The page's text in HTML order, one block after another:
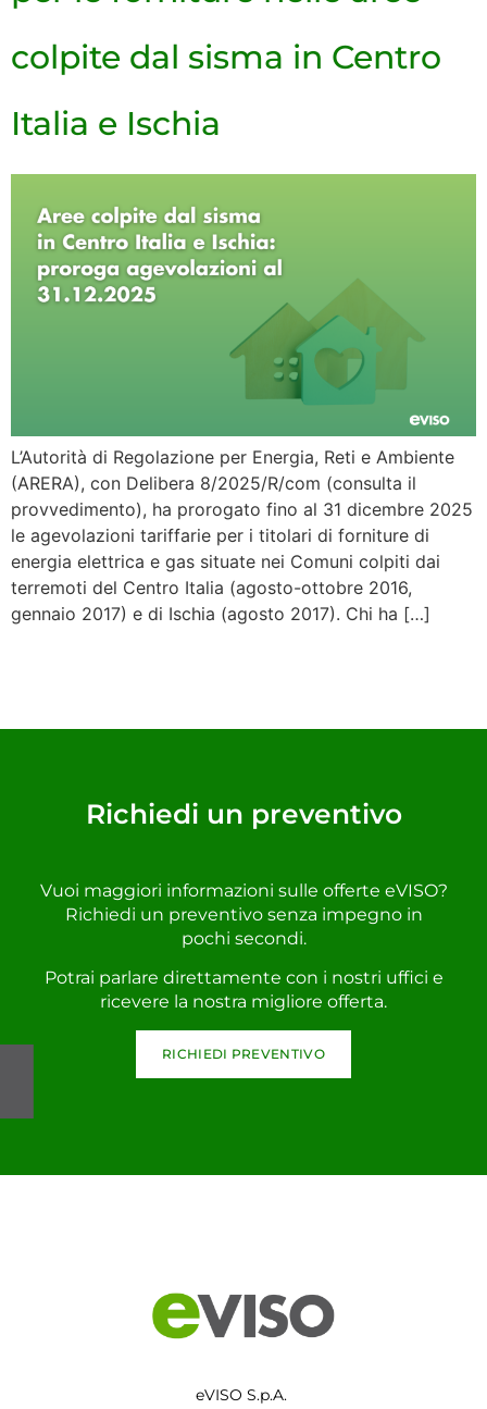
colpite dal sisma in Centro
Italia e Ischia
L’Autorità di Regolazione per Energia, Reti e Ambiente
(ARERA), con Delibera 8/2025/R/com (consulta il
provvedimento), ha prorogato fino al 31 dicembre 2025
le agevolazioni tariffarie per i titolari di forniture di
energia elettrica e gas situate nei Comuni colpiti dai
terremoti del Centro Italia (agosto-ottobre 2016,
gennaio 2017) e di Ischia (agosto 2017). Chi ha […]
Richiedi un preventivo
Vuoi maggiori informazioni sulle offerte eVISO?
Richiedi un preventivo senza impegno in
pochi secondi.
Potrai parlare direttamente con i nostri uffici e
ricevere la nostra migliore offerta.
RICHIEDI PREVENTIVO
eVISO S.p.A.